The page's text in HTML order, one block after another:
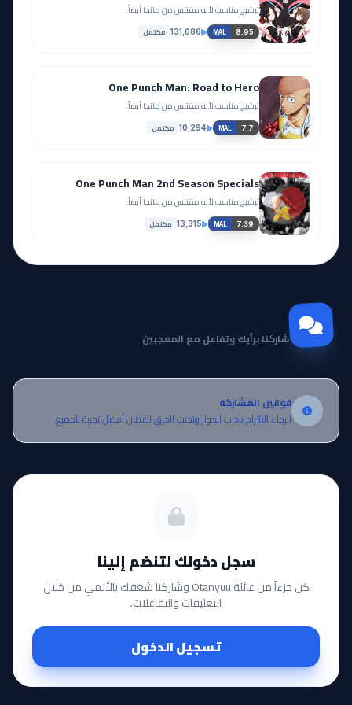
ترشيح مناسب لأنه مقتبس من مانجا أيضاً.
MAL 8.95
131,086 مكتمل
One Punch Man: Road to Hero
ترشيح مناسب لأنه مقتبس من مانجا أيضاً.
MAL 7.7
10,294 مكتمل
One Punch Man 2nd Season Specials
ترشيح مناسب لأنه مقتبس من مانجا أيضاً.
MAL 7.39
13,315 مكتمل
مجتمع Otanyuu
شاركنا برأيك وتفاعل مع المعجبين
قوانين المشاركة
الرجاء الالتزام بآداب الحوار وتجنب الحرق لضمان أفضل تجربة للجميع.
سجل دخولك لتنضم إلينا
كن جزءاً من عائلة Otanyuu وشاركنا شغفك بالأنمي من خلال
التعليقات والتفاعلات.
تسجيل الدخول